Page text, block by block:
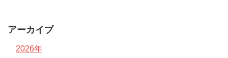
アーカイブ
2026年